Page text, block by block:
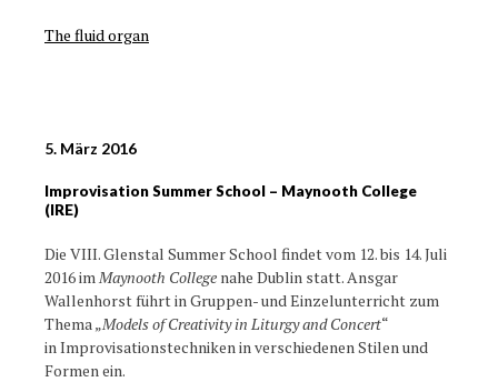
The fluid organ
5. März 2016
Improvisation Summer School – Maynooth College
(IRE)
Die VIII. Glenstal Summer School findet vom 12. bis 14. Juli
2016 im Maynooth College nahe Dublin statt. Ansgar
Wallenhorst führt in Gruppen- und Einzelunterricht zum
Thema „Models of Creativity in Liturgy and Concert“
in Improvisationstechniken in verschiedenen Stilen und
Formen ein.